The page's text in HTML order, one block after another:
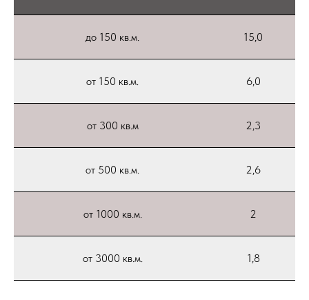
до 150 кв.м. 15,0
от 150 кв.м. 6,0
от 300 кв.м 2,3
от 500 кв.м. 2,6
от 1000 кв.м. 2
от 3000 кв.м. 1,8